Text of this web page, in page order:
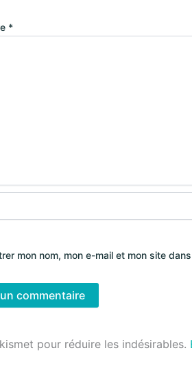
*
mon nom, mon e-mail et mon site
pour réduire les indésirables.